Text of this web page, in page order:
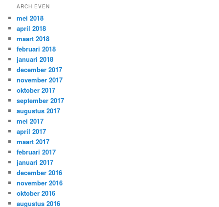
ARCHIEVEN
mei 2018
april 2018
maart 2018
februari 2018
januari 2018
december 2017
november 2017
oktober 2017
september 2017
augustus 2017
mei 2017
april 2017
maart 2017
februari 2017
januari 2017
december 2016
november 2016
oktober 2016
augustus 2016